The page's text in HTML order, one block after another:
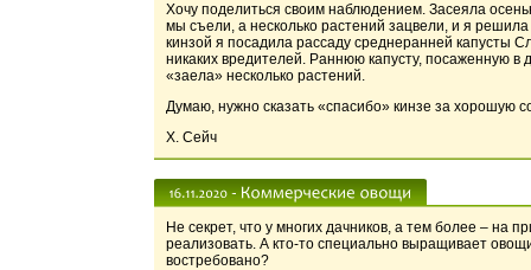
Хочу поделиться своим наблюдением. Засеяла
мы съели, а несколько растений зацвели, и я
кинзой я посадила рассаду среднеранней капусты
никаких вредителей. Раннюю капусту, посаженную в
«заела» несколько растений.
Думаю, нужно сказать «спасибо» кинзе за хорошую
Х. Сейч
Не секрет, что у многих дачников, а тем более – на
реализовать. А кто-то специально выращивает
востребовано?